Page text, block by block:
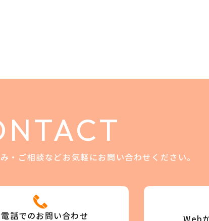
・ご相談などお気軽にお問い合わせください。
話でのお問い合わせ Web